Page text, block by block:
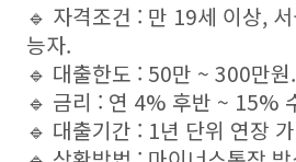
🔹 자격조건 : 만 19세 이상,
능자.
🔹 대출한도 : 50만 ~ 300만원.
🔹 금리 : 연 4% 후반 ~ 15%
🔹 대출기간 : 1년 단위 연장